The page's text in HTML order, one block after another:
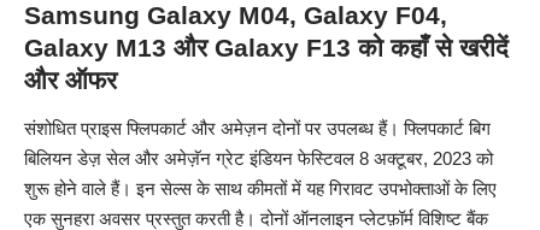
Samsung Galaxy M04, Galaxy F04,
Galaxy M13 औरGalaxy F13 कोकहाँ से खरीदें
और ऑफर
संशोधित प्राइस फ्लिपकार्ट और अमेज़न दोनों पर उपलब्ध हैं। फ्लिपकार्ट बिग
बिलियन डेज़ सेल और अमेज़ॅन ग्रेट इंडियन फेस्टिवल 8 अक्टूबर, 2023 को
शुरू होने वाले हैं। इन सेल्स के साथ कीमतों में यह गिरावट उपभोक्ताओं के लिए
एक सुनहरा अवसर प्रस्तुत करती है। दोनों ऑनलाइन प्लेटफ़ॉर्म विशिष्ट बैंक